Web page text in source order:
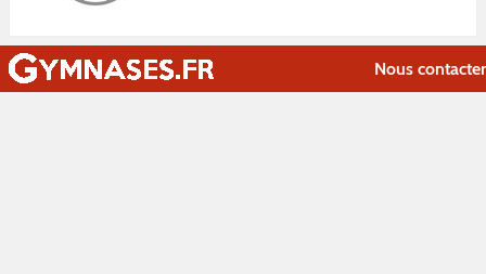
Nous contacter